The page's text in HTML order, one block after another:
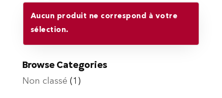
Aucun produit ne correspond à votre
sélection.
Browse Categories
Non classé (1)